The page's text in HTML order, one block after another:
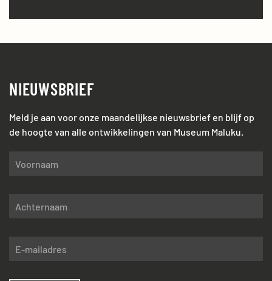
NIEUWSBRIEF
Meld je aan voor onze maandelijkse nieuwsbrief en blijf op
de hoogte van alle ontwikkelingen van Museum Maluku.